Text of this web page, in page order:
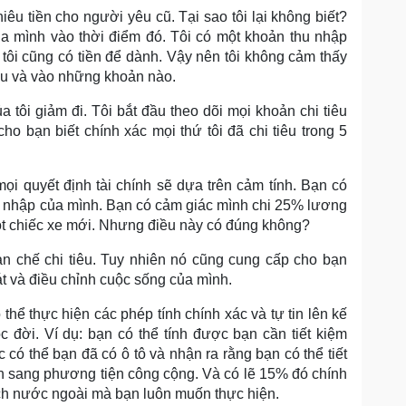
tiền cho người yêu cũ. Tại sao tôi lại không biết?
mình vào thời điểm đó. Tôi có một khoản thu nhập
cũng có tiền để dành. Vậy nên tôi không cảm thấy
và vào những khoản nào.
tôi giảm đi. Tôi bắt đầu theo dõi mọi khoản chi tiêu
bạn biết chính xác mọi thứ tôi đã chi tiêu trong 5
quyết định tài chính sẽ dựa trên cảm tính. Bạn có
của mình. Bạn có cảm giác mình chi 25% lương
chiếc xe mới. Nhưng điều này có đúng không?
chi tiêu. Tuy nhiên nó cũng cung cấp cho bạn
và điều chỉnh cuộc sống của mình.
thực hiện các phép tính chính xác và tự tin lên kế
đời. Ví dụ: bạn có thể tính được bạn cần tiết kiệm
thể bạn đã có ô tô và nhận ra rằng bạn có thể tiết
sang phương tiện công cộng. Và có lẽ 15% đó chính
nước ngoài mà bạn luôn muốn thực hiện.